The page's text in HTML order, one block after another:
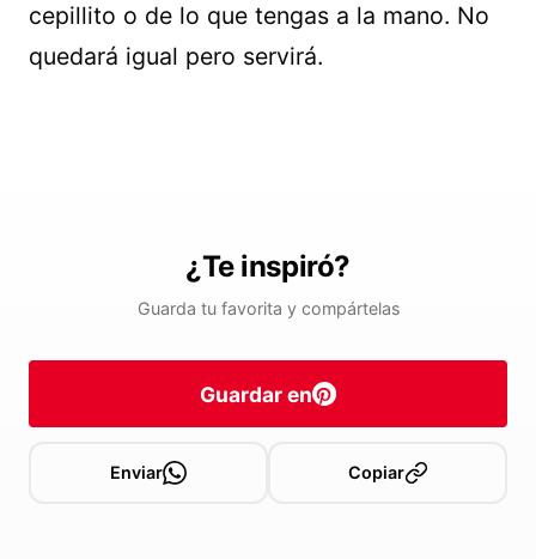
cepillito o de lo que tengas a la mano. No
quedará igual pero servirá.
¿Te inspiró?
Guarda tu favorita y compártelas
Guardar en
Enviar Copiar